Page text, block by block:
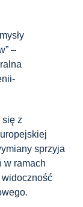
–
z
sprzyja
w ramach